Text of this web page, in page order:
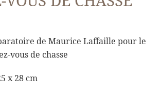
de Maurice Laffaille pour le
vous de chasse
x 28 cm